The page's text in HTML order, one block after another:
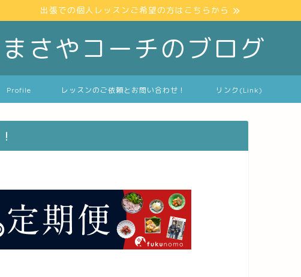
出張での個人レッスンご希望の方はこちらから
まさやコーチのブログ
Profile レッスンのご依頼とお問い合わせ！ リンク(Link)